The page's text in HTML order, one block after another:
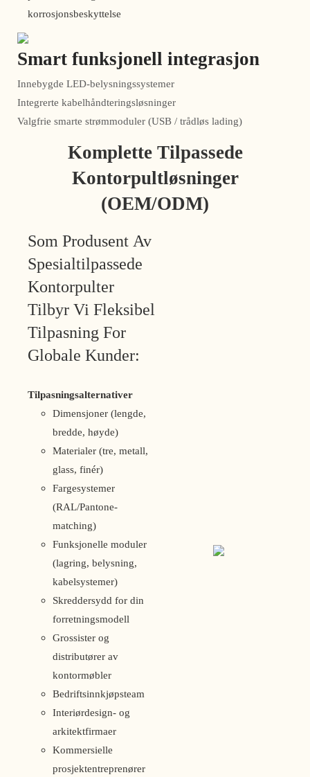
korrosjonsbeskyttelse
Smart funksjonell integrasjon
Innebygde LED-belysningssystemer
Integrerte kabelhåndteringsløsninger
Valgfrie smarte strømmoduler (USB / trådløs lading)
Komplette Tilpassede
Kontorpultløsninger
(OEM/ODM)
Som Produsent Av
Spesialtilpassede
Kontorpulter
Tilbyr Vi Fleksibel
Tilpasning For
Globale Kunder:
Tilpasningsalternativer
Dimensjoner (lengde,
bredde, høyde)
Materialer (tre, metall,
glass, finér)
Fargesystemer
(RAL/Pantone-
matching)
Funksjonelle moduler
(lagring, belysning,
kabelsystemer)
Skreddersydd for din
forretningsmodell
Grossister og
distributører av
kontormøbler
Bedriftsinnkjøpsteam
Interiørdesign- og
arkitektfirmaer
Kommersielle
prosjektentreprenører